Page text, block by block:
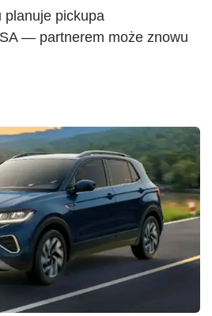
planuje pickupa
— partnerem może znowu